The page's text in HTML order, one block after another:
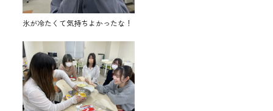
氷が冷たくて気持ちよかったな！